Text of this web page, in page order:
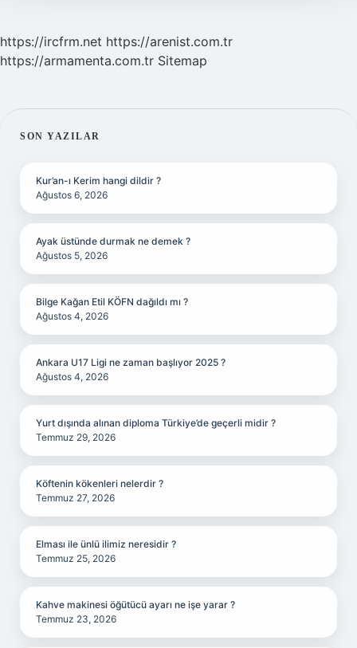
https://ircfrm.net https://arenist.com.tr
https://armamenta.com.tr Sitemap
SIDEBAR
SON YAZILAR
Kur’an-ı Kerim hangi dildir ?
Ağustos 6, 2026
Ayak üstünde durmak ne demek ?
Ağustos 5, 2026
Bilge Kağan Etil KÖFN dağıldı mı ?
Ağustos 4, 2026
Ankara U17 Ligi ne zaman başlıyor 2025 ?
Ağustos 4, 2026
Yurt dışında alınan diploma Türkiye’de geçerli midir ?
Temmuz 29, 2026
Köftenin kökenleri nelerdir ?
Temmuz 27, 2026
Elması ile ünlü ilimiz neresidir ?
Temmuz 25, 2026
Kahve makinesi öğütücü ayarı ne işe yarar ?
Temmuz 23, 2026